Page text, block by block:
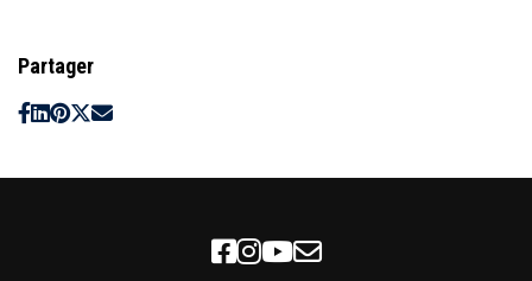
Partager
Facebook
Instagram
Youtube
Newsletter